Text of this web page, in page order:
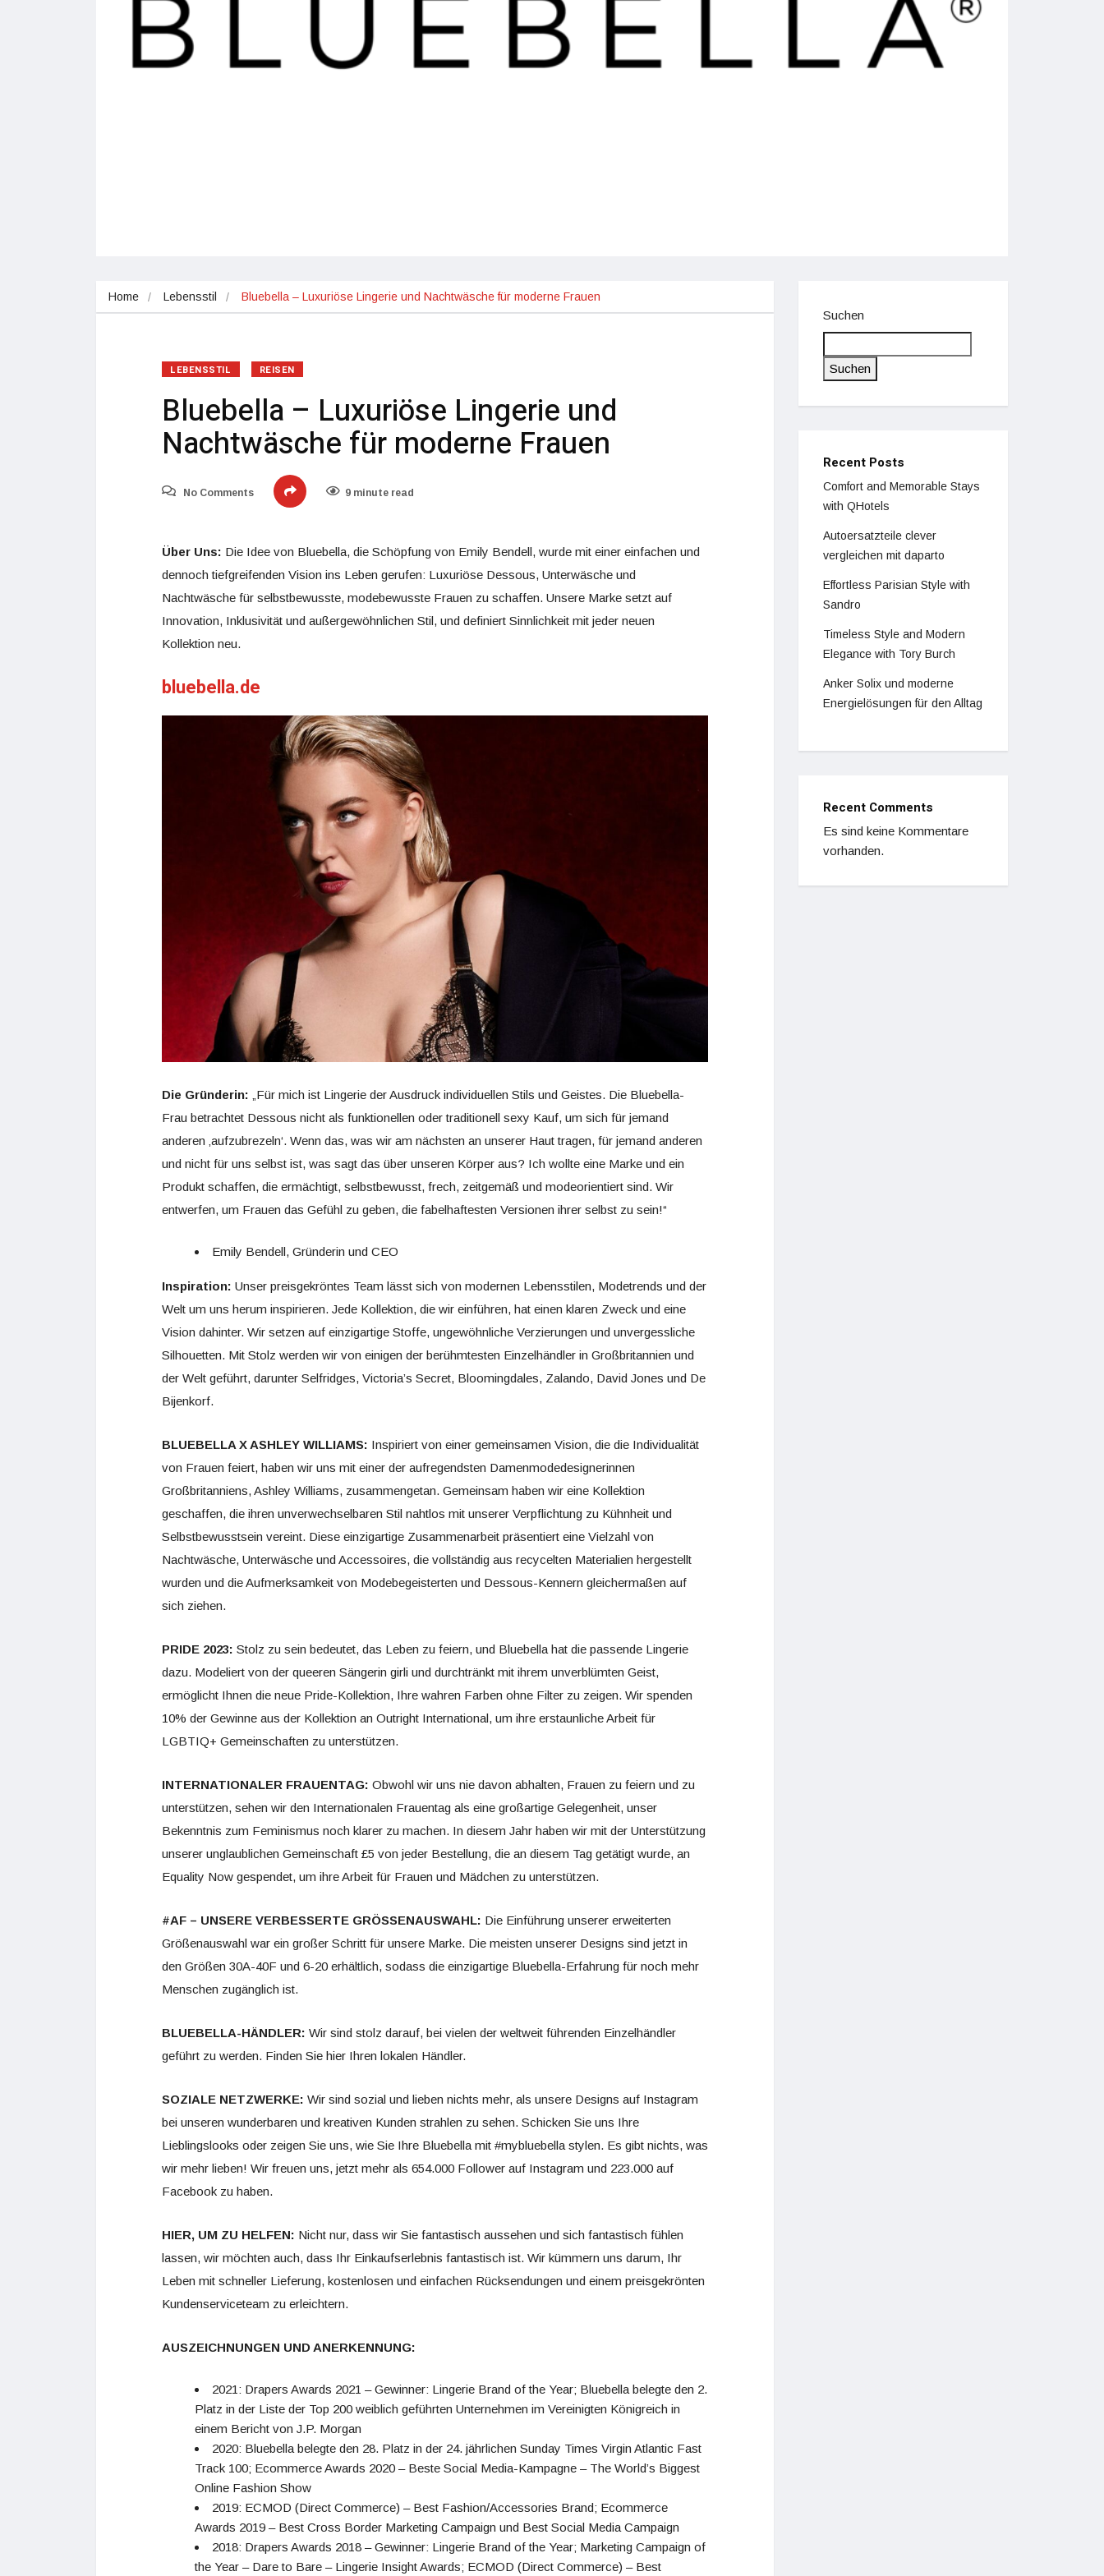
Home Lebensstil Bluebella – Luxuriöse Lingerie und Nachtwäsche für moderne Frauen
LEBENSSTIL REISEN
Bluebella – Luxuriöse Lingerie und
Nachtwäsche für moderne Frauen
No Comments 9 minute read
Über Uns: Die Idee von Bluebella, die Schöpfung von Emily Bendell, wurde mit einer einfachen und
dennoch tiefgreifenden Vision ins Leben gerufen: Luxuriöse Dessous, Unterwäsche und
Nachtwäsche für selbstbewusste, modebewusste Frauen zu schaffen. Unsere Marke setzt auf
Innovation, Inklusivität und außergewöhnlichen Stil, und definiert Sinnlichkeit mit jeder neuen
Kollektion neu.
bluebella.de
Die Gründerin: „Für mich ist Lingerie der Ausdruck individuellen Stils und Geistes. Die Bluebella-
Frau betrachtet Dessous nicht als funktionellen oder traditionell sexy Kauf, um sich für jemand
anderen ‚aufzubrezeln‘. Wenn das, was wir am nächsten an unserer Haut tragen, für jemand anderen
und nicht für uns selbst ist, was sagt das über unseren Körper aus? Ich wollte eine Marke und ein
Produkt schaffen, die ermächtigt, selbstbewusst, frech, zeitgemäß und modeorientiert sind. Wir
entwerfen, um Frauen das Gefühl zu geben, die fabelhaftesten Versionen ihrer selbst zu sein!“
Emily Bendell, Gründerin und CEO
Inspiration: Unser preisgekröntes Team lässt sich von modernen Lebensstilen, Modetrends und der
Welt um uns herum inspirieren. Jede Kollektion, die wir einführen, hat einen klaren Zweck und eine
Vision dahinter. Wir setzen auf einzigartige Stoffe, ungewöhnliche Verzierungen und unvergessliche
Silhouetten. Mit Stolz werden wir von einigen der berühmtesten Einzelhändler in Großbritannien und
der Welt geführt, darunter Selfridges, Victoria’s Secret, Bloomingdales, Zalando, David Jones und De
Bijenkorf.
BLUEBELLA X ASHLEY WILLIAMS: Inspiriert von einer gemeinsamen Vision, die die Individualität
von Frauen feiert, haben wir uns mit einer der aufregendsten Damenmodedesignerinnen
Großbritanniens, Ashley Williams, zusammengetan. Gemeinsam haben wir eine Kollektion
geschaffen, die ihren unverwechselbaren Stil nahtlos mit unserer Verpflichtung zu Kühnheit und
Selbstbewusstsein vereint. Diese einzigartige Zusammenarbeit präsentiert eine Vielzahl von
Nachtwäsche, Unterwäsche und Accessoires, die vollständig aus recycelten Materialien hergestellt
wurden und die Aufmerksamkeit von Modebegeisterten und Dessous-Kennern gleichermaßen auf
sich ziehen.
PRIDE 2023: Stolz zu sein bedeutet, das Leben zu feiern, und Bluebella hat die passende Lingerie
dazu. Modeliert von der queeren Sängerin girli und durchtränkt mit ihrem unverblümten Geist,
ermöglicht Ihnen die neue Pride-Kollektion, Ihre wahren Farben ohne Filter zu zeigen. Wir spenden
10% der Gewinne aus der Kollektion an Outright International, um ihre erstaunliche Arbeit für
LGBTIQ+ Gemeinschaften zu unterstützen.
INTERNATIONALER FRAUENTAG: Obwohl wir uns nie davon abhalten, Frauen zu feiern und zu
unterstützen, sehen wir den Internationalen Frauentag als eine großartige Gelegenheit, unser
Bekenntnis zum Feminismus noch klarer zu machen. In diesem Jahr haben wir mit der Unterstützung
unserer unglaublichen Gemeinschaft £5 von jeder Bestellung, die an diesem Tag getätigt wurde, an
Equality Now gespendet, um ihre Arbeit für Frauen und Mädchen zu unterstützen.
#AF – UNSERE VERBESSERTE GRÖSSENAUSWAHL: Die Einführung unserer erweiterten
Größenauswahl war ein großer Schritt für unsere Marke. Die meisten unserer Designs sind jetzt in
den Größen 30A-40F und 6-20 erhältlich, sodass die einzigartige Bluebella-Erfahrung für noch mehr
Menschen zugänglich ist.
BLUEBELLA-HÄNDLER: Wir sind stolz darauf, bei vielen der weltweit führenden Einzelhändler
geführt zu werden. Finden Sie hier Ihren lokalen Händler.
SOZIALE NETZWERKE: Wir sind sozial und lieben nichts mehr, als unsere Designs auf Instagram
bei unseren wunderbaren und kreativen Kunden strahlen zu sehen. Schicken Sie uns Ihre
Lieblingslooks oder zeigen Sie uns, wie Sie Ihre Bluebella mit #mybluebella stylen. Es gibt nichts, was
wir mehr lieben! Wir freuen uns, jetzt mehr als 654.000 Follower auf Instagram und 223.000 auf
Facebook zu haben.
HIER, UM ZU HELFEN: Nicht nur, dass wir Sie fantastisch aussehen und sich fantastisch fühlen
lassen, wir möchten auch, dass Ihr Einkaufserlebnis fantastisch ist. Wir kümmern uns darum, Ihr
Leben mit schneller Lieferung, kostenlosen und einfachen Rücksendungen und einem preisgekrönten
Kundenserviceteam zu erleichtern.
AUSZEICHNUNGEN UND ANERKENNUNG:
2021: Drapers Awards 2021 – Gewinner: Lingerie Brand of the Year; Bluebella belegte den 2.
Platz in der Liste der Top 200 weiblich geführten Unternehmen im Vereinigten Königreich in
einem Bericht von J.P. Morgan
2020: Bluebella belegte den 28. Platz in der 24. jährlichen Sunday Times Virgin Atlantic Fast
Track 100; Ecommerce Awards 2020 – Beste Social Media-Kampagne – The World’s Biggest
Online Fashion Show
2019: ECMOD (Direct Commerce) – Best Fashion/Accessories Brand; Ecommerce
Awards 2019 – Best Cross Border Marketing Campaign und Best Social Media Campaign
2018: Drapers Awards 2018 – Gewinner: Lingerie Brand of the Year; Marketing Campaign of
the Year – Dare to Bare – Lingerie Insight Awards; ECMOD (Direct Commerce) – Best
Suchen
Suchen
Recent Posts
Comfort and Memorable Stays
with QHotels
Autoersatzteile clever
vergleichen mit daparto
Effortless Parisian Style with
Sandro
Timeless Style and Modern
Elegance with Tory Burch
Anker Solix und moderne
Energielösungen für den Alltag
Recent Comments
Es sind keine Kommentare
vorhanden.